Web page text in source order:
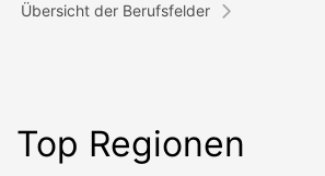
Übersicht der Berufsfelder
Top Regionen